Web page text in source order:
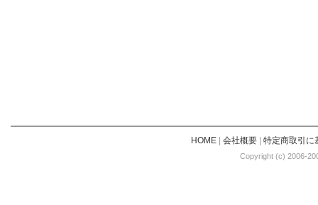
HOME| 会社概要| 特定商取引に
Copyright (c) 2006-